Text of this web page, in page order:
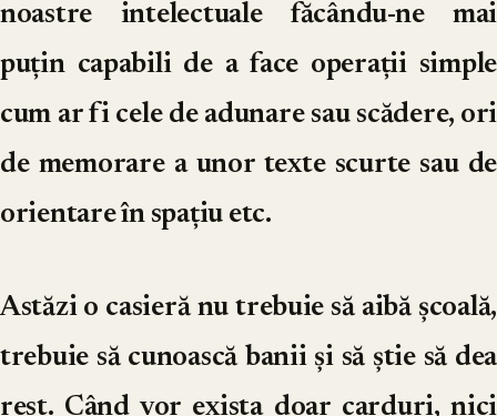
noastre intelectuale făcându-ne mai
puțin capabili de a face operații simple
cum ar fi cele de adunare sau scădere, ori
de memorare a unor texte scurte sau de
orientare în spațiu etc.
Astăzi o casieră nu trebuie să aibă școală,
trebuie să cunoască banii și să știe să dea
rest. Când vor exista doar carduri, nici